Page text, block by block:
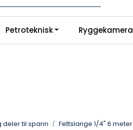
inn for å handle
Petroteknisk Ryggekamera
deler til spann Fettslange 1/4" 6 meter